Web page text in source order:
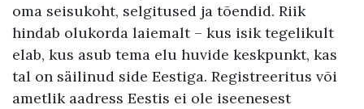
oma seisukoht, selgitused ja tõendid. Riik
hindab olukorda laiemalt – kus isik tegelikult
elab, kus asub tema elu huvide keskpunkt, kas
tal on säilinud side Eestiga. Registreeritus või
ametlik aadress Eestis ei ole iseenesest